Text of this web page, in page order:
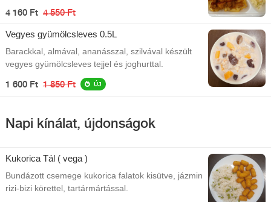
4 160 Ft 4 550 Ft
Vegyes gyümölcsleves 0.5L
Barackkal, almával, ananásszal, szilvával készült
vegyes gyümölcsleves tejjel és joghurttal.
1 600 Ft 1 850 Ft ÚJ
Napi kínálat, újdonságok
Kukorica Tál ( vega )
Bundázott csemege kukorica falatok kisütve, jázmin
rizi-bizi körettel, tartármártással.